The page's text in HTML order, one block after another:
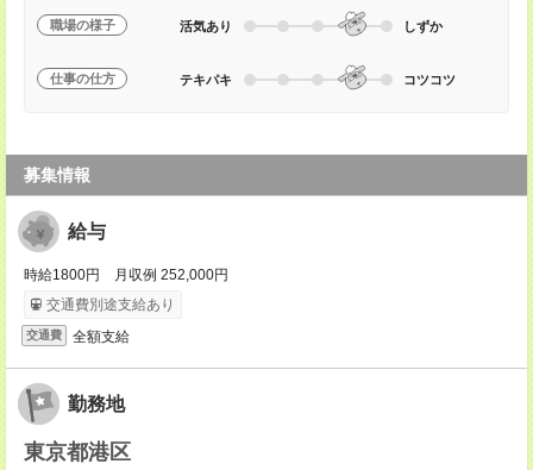
職場の様子 活気あり しずか
仕事の仕方 テキパキ コツコツ
募集情報
給与
時給1800円 月収例 252,000円
交通費別途支給あり
交通費 全額支給
勤務地
東京都港区